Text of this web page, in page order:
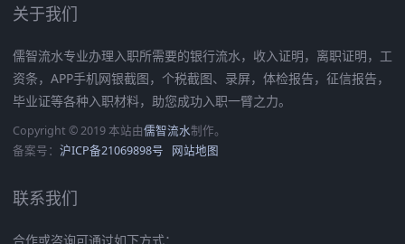
关于我们
儒智流水专业办理入职所需要的银行流水，收入证明，离职证明，工
资条，APP手机网银截图，个税截图、录屏，体检报告，征信报告，
毕业证等各种入职材料，助您成功入职一臂之力。
Copyright © 2019 本站由儒智流水制作。
备案号： 沪ICP备21069898号 网站地图
联系我们
合作或咨询可通过如下方式：